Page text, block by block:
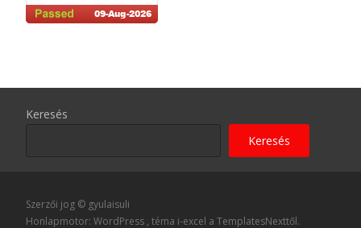
Keresés
Keresés
Szerzői jog © gyulaisuli
Honlapmotor: WordPress , téma i-excel a TemplatesNexttől.